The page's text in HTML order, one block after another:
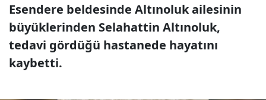
Esendere beldesinde Altınoluk ailesinin
büyüklerinden Selahattin Altınoluk,
tedavi gördüğü hastanede hayatını
kaybetti.